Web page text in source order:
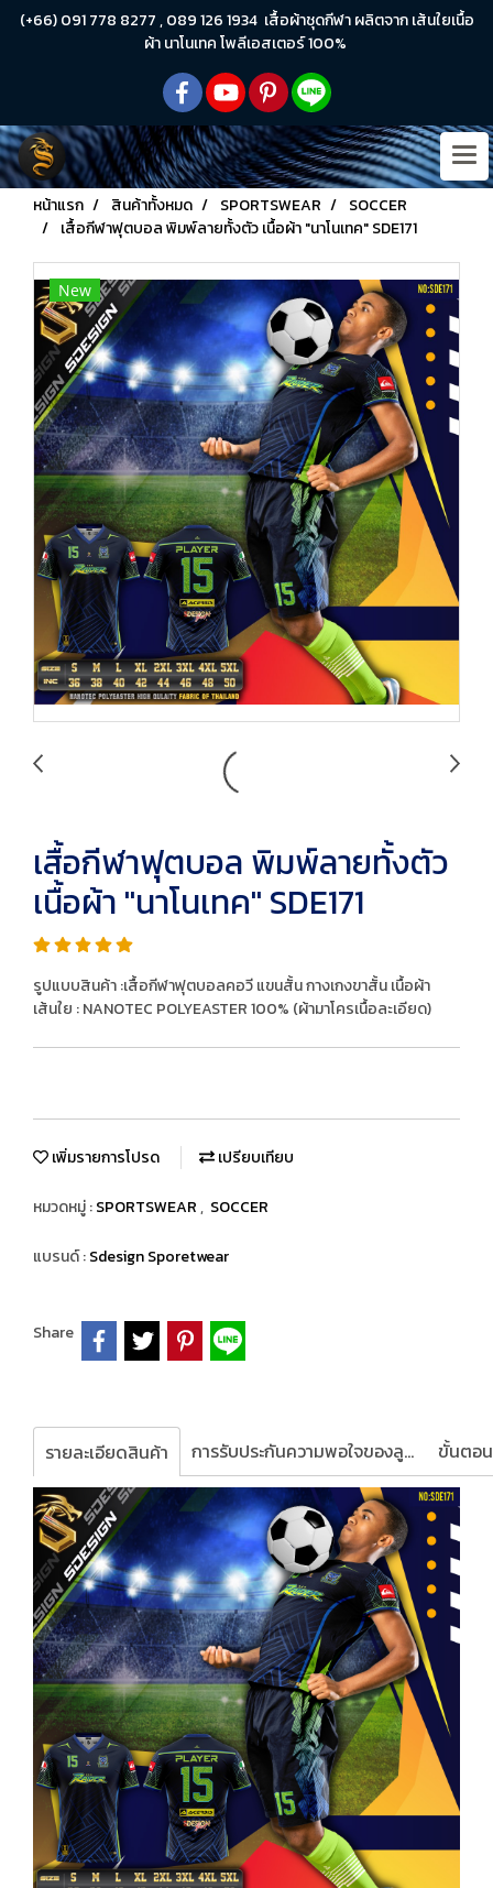
(+66) 091 778 8277 , 089 126 1934 เสื้อผ้าชุดกีฬา ผลิตจาก เส้นใยเนื้อ
ผ้า นาโนเทค โพลีเอสเตอร์ 100%
หน้าแรก สินค้าทั้งหมด SPORTSWEAR
SOCCER
เสื้อกีฬาฟุตบอล พิมพ์ลายทั้งตัว เนื้อผ้า "นาโนเทค" SDE171
New
เสื้อกีฬาฟุตบอล พิมพ์ลายทั้งตัว
เนื้อผ้า "นาโนเทค" SDE171
รูปแบบสินค้า :เสื้อกีฬาฟุตบอลคอวี แขนสั้น กางเกงขาสั้น เนื้อผ้า
เส้นใย : NANOTEC POLYEASTER 100% (ผ้ามาโครเนื้อละเอียด)
เพิ่มรายการโปรด เปรียบเทียบ
หมวดหมู่ :SPORTSWEAR, SOCCER
แบรนด์ :Sdesign Sporetwear
Share
รายละเอียดสินค้า การรับประกันความพอใจของลูกค้า